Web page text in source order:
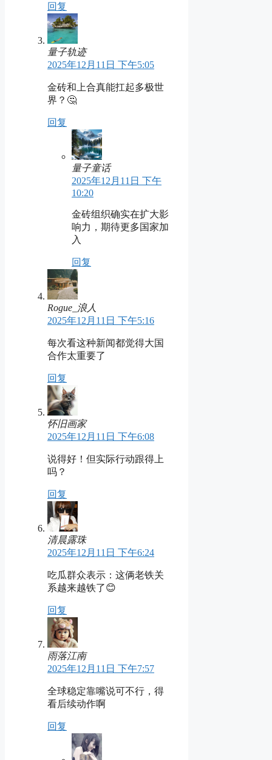
回复
量子轨迹
2025年12月11日 下午5:05
金砖和上合真能扛起多极世
界？🤔
回复
量子童话
2025年12月11日 下午
10:20
金砖组织确实在扩大影
响力，期待更多国家加
入
回复
Rogue_浪人
2025年12月11日 下午5:16
每次看这种新闻都觉得大国
合作太重要了
回复
怀旧画家
2025年12月11日 下午6:08
说得好！但实际行动跟得上
吗？
回复
清晨露珠
2025年12月11日 下午6:24
吃瓜群众表示：这俩老铁关
系越来越铁了😊
回复
雨落江南
2025年12月11日 下午7:57
全球稳定靠嘴说可不行，得
看后续动作啊
回复